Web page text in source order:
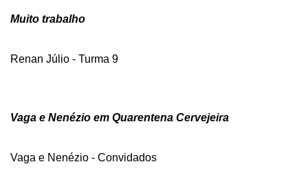
Muito trabalho
Renan Júlio - Turma 9
Vaga e Nenézio em Quarentena Cervejeira
Vaga e Nenézio - Convidados